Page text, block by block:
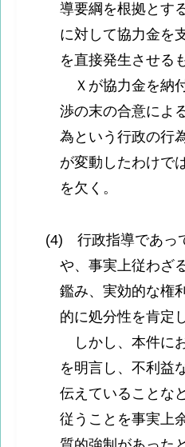
導要綱を根拠とす
に対して協力金を
を直接発生させる
Ｘが協力金を納
渉の末の合意によ
為という行政の行
が変動したわけで
を欠く。
(4) 行政指導であって
や、事実上従わざ
鑑み、実効的な権
的に処分性を肯定
しかし、本件に
を明言し、不利益
伝えていることな
従うことを事実上